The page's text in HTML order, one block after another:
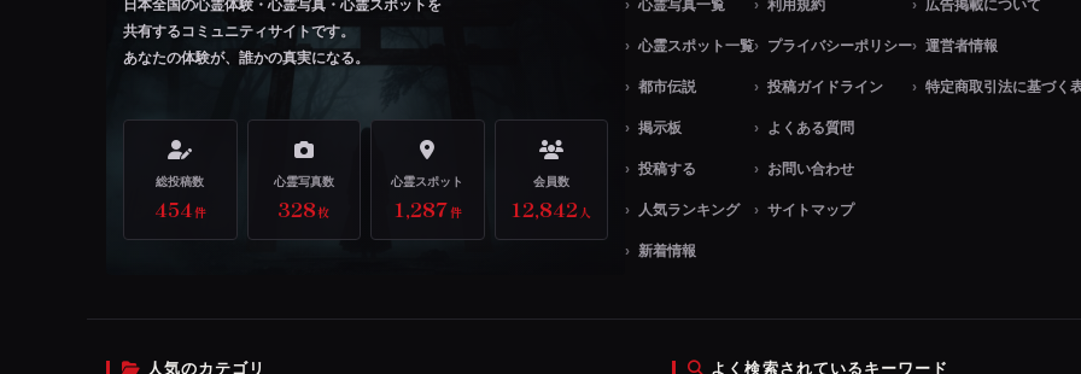
日本全国の心霊体験・心霊写真・心霊スポットを
共有するコミュニティサイトです。
あなたの体験が、誰かの真実になる。
総投稿数
454件
心霊写真数
328枚
心霊スポット
1,287件
会員数
12,842 人
心霊写真一覧
心霊スポット一覧
都市伝説
掲示板
投稿する
人気ランキング
新着情報
利用規約
プライバシーポリシー
投稿ガイドライン
よくある質問
お問い合わせ
サイトマップ
広告掲載について
運営者情報
特定商取引法に基づく
人気のカテゴリ よく検索されているキーワード